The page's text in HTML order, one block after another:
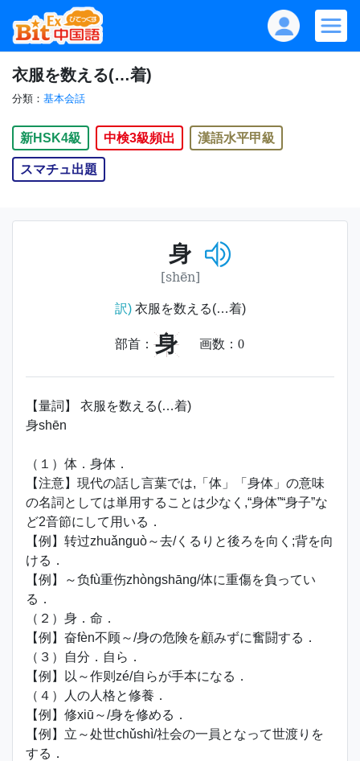
衣服を数える(…着)
分類： 基本会話
新HSK4級 中検3級頻出 漢語水平甲級
スマチュ出題
身
[shēn]
訳)衣服を数える(…着)
部首： 身 画数： 0
【量詞】 衣服を数える(…着)
身shēn
（１）体．身体．
【注意】現代の話し言葉では,「体」「身体」の意味
の名詞としては単用することは少なく,“身体”“身子”な
ど2音節にして用いる．
【例】转过zhuǎnguò～去/くるりと後ろを向く;背を向
ける．
【例】～负fù重伤zhòngshāng/体に重傷を負ってい
る．
（２）身．命．
【例】奋fèn不顾～/身の危険を顧みずに奮闘する．
（３）自分．自ら．
【例】以～作则zé/自らが手本になる．
（４）人の人格と修養．
【例】修xiū～/身を修める．
【例】立～处世chǔshì/社会の一員となって世渡りを
する．